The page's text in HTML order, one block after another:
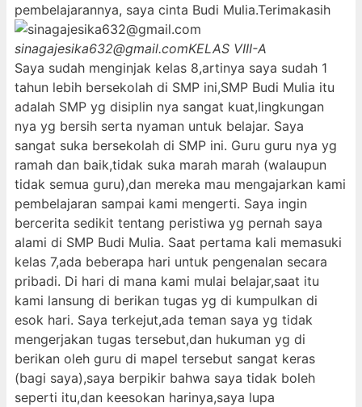
pembelajarannya, saya cinta Budi Mulia.Terimakasih
sinagajesika632@gmail.comKELAS VIII-A
Saya sudah menginjak kelas 8,artinya saya sudah 1
tahun lebih bersekolah di SMP ini,SMP Budi Mulia itu
adalah SMP yg disiplin nya sangat kuat,lingkungan
nya yg bersih serta nyaman untuk belajar. Saya
sangat suka bersekolah di SMP ini. Guru guru nya yg
ramah dan baik,tidak suka marah marah (walaupun
tidak semua guru),dan mereka mau mengajarkan kami
pembelajaran sampai kami mengerti. Saya ingin
bercerita sedikit tentang peristiwa yg pernah saya
alami di SMP Budi Mulia. Saat pertama kali memasuki
kelas 7,ada beberapa hari untuk pengenalan secara
pribadi. Di hari di mana kami mulai belajar,saat itu
kami lansung di berikan tugas yg di kumpulkan di
esok hari. Saya terkejut,ada teman saya yg tidak
mengerjakan tugas tersebut,dan hukuman yg di
berikan oleh guru di mapel tersebut sangat keras
(bagi saya),saya berpikir bahwa saya tidak boleh
seperti itu,dan keesokan harinya,saya lupa